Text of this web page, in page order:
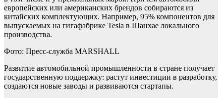
европейских или американских брендов собираются из
китайских комплектующих. Например, 95% компонентов для
выпускаемых на гигафабрике Tesla в Шанхае локального
производства.
Фото: Пресс-служба MARSHALL
Развитие автомобильной промышленности в стране получает
государственную поддержку: растут инвестиции в разработку,
создаются новые заводы и развиваются стартапы.